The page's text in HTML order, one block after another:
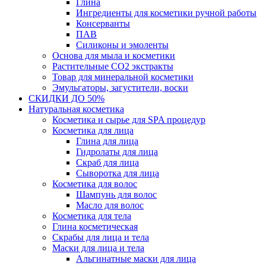
Глина
Ингредиенты для косметики ручной работы
Консерванты
ПАВ
Силиконы и эмоленты
Основа для мыла и косметики
Растительные СО2 экстракты
Товар для минеральной косметики
Эмульгаторы, загустители, воски
СКИДКИ ДО 50%
Натуральная косметика
Косметика и сырье для SPA процедур
Косметика для лица
Глина для лица
Гидролаты для лица
Скраб для лица
Сыворотка для лица
Косметика для волос
Шампунь для волос
Масло для волос
Косметика для тела
Глина косметическая
Скрабы для лица и тела
Маски для лица и тела
Альгинатные маски для лица